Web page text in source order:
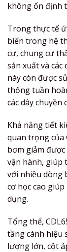
không ổn định
Trong thực tế
biến trong hệ
cư, chung cư
sản xuất và
này còn được
thống tuần
các dây chuyền
Khả năng tiết
quan trọng của
bơm giảm
vận hành, giúp
với nhiều dòng
cơ học cao
dụng.
Tổng thể,
tầng cánh hiệu
lượng lớn, cột